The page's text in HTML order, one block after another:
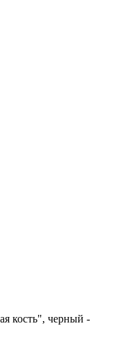
кость", черный -